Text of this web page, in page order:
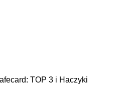
TOP 3 i Haczyki